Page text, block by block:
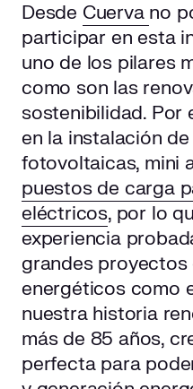
Desde Cuerva no
participar en esta
uno de los pilares
como son las
sostenibilidad. Por
en la instalación
fotovoltaicas, mini
puestos de carga
eléctricos, por lo
experiencia
grandes
energéticos como
nuestra historia
más de 85 años,
perfecta para